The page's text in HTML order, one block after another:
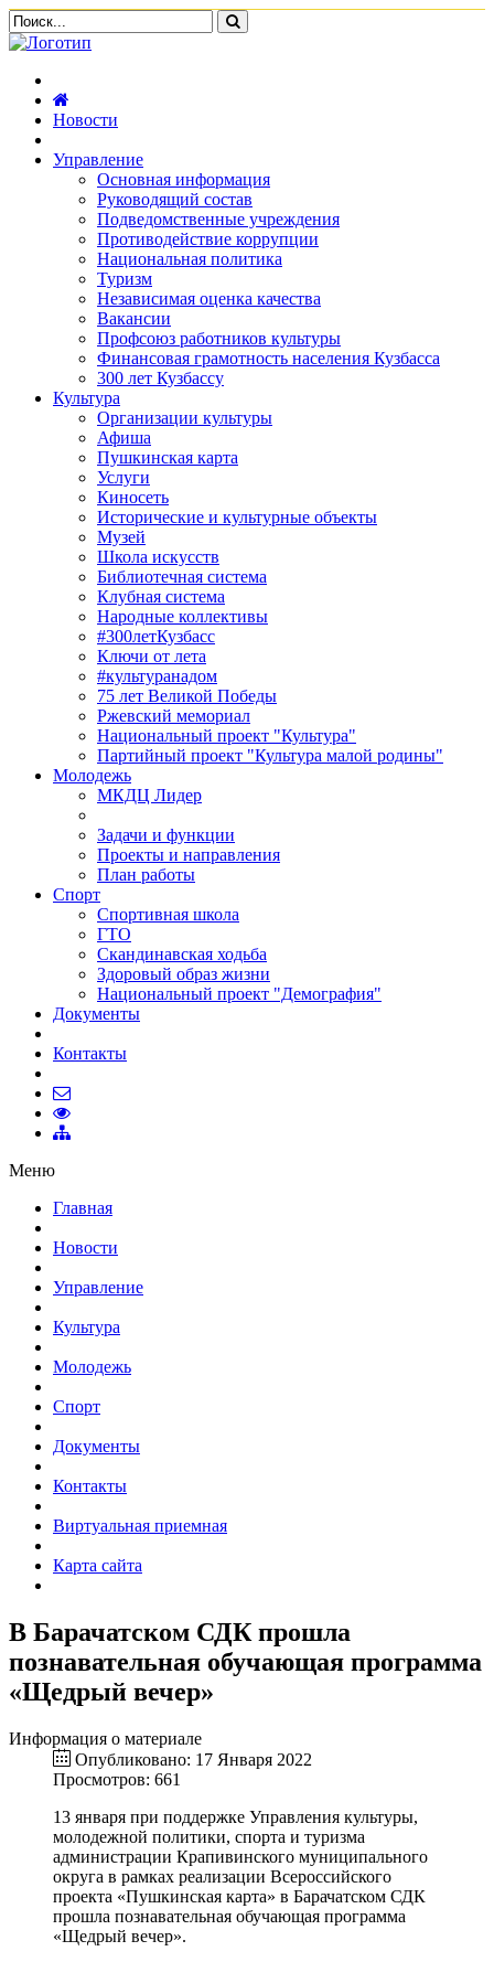
Новости
Управление
Основная информация
Руководящий состав
Подведомственные учреждения
Противодействие коррупции
Национальная политика
Туризм
Независимая оценка качества
Вакансии
Профсоюз работников культуры
Финансовая грамотность населения Кузбасса
300 лет Кузбассу
Культура
Организации культуры
Афиша
Пушкинская карта
Услуги
Киносеть
Исторические и культурные объекты
Музей
Школа искусств
Библиотечная система
Клубная система
Народные коллективы
#300летКузбасс
Ключи от лета
#культуранадом
75 лет Великой Победы
Ржевский мемориал
Национальный проект "Культура"
Партийный проект "Культура малой родины"
Молодежь
МКДЦ Лидер
Задачи и функции
Проекты и направления
План работы
Спорт
Спортивная школа
ГТО
Скандинавская ходьба
Здоровый образ жизни
Национальный проект "Демография"
Документы
Контакты
Меню
Главная
Новости
Управление
Культура
Молодежь
Спорт
Документы
Контакты
Виртуальная приемная
Карта сайта
В Барачатском СДК прошла
познавательная обучающая программа
«Щедрый вечер»
Информация о материале
Опубликовано: 17 Января 2022
Просмотров: 661
13 января при поддержке Управления культуры,
молодежной политики, спорта и туризма
администрации Крапивинского муниципального
округа в рамках реализации Всероссийского
проекта «Пушкинская карта» в Барачатском СДК
прошла познавательная обучающая программа
«Щедрый вечер».